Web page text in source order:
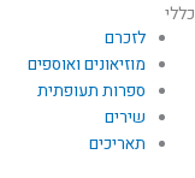
כללי
לזכרם
מוזיאונים ואוספים
ספרות תעופתית
שירים
תאריכים